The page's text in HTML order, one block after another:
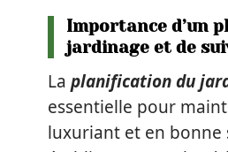
Importance d’un
jardinage et de
La planification du
essentielle pour
luxuriant et en bonne